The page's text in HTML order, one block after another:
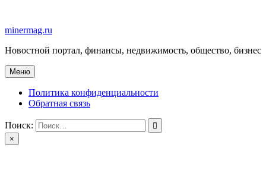
содержимому
minermag.ru
Новостной портал, финансы, недвижимость, общество, бизнес
Меню
Политика конфиденциальности
Обратная связь
Поиск:
×